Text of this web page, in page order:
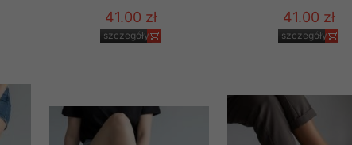
41.00 zł
szczegóły
41.00 zł
szczegóły